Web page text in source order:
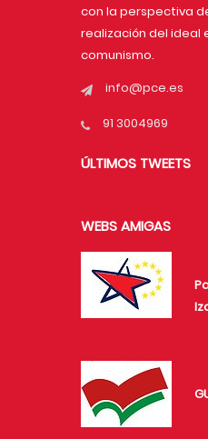
con la perspectiva
realización del ideal
comunismo.
info@pce.es
91 3004969
ÚLTIMOS TWEETS
WEBS AMIGAS